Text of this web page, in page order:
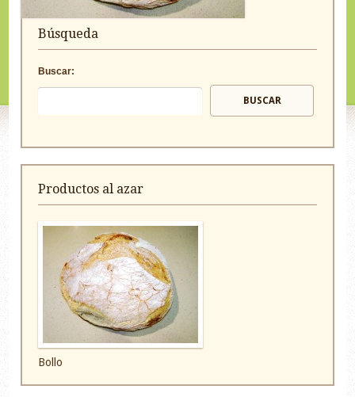
Búsqueda
Buscar:
Productos al azar
Bollo